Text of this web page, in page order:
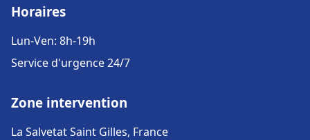
Horaires
Lun-Ven: 8h-19h
Service d'urgence 24/7
Zone intervention
La Salvetat Saint Gilles, France